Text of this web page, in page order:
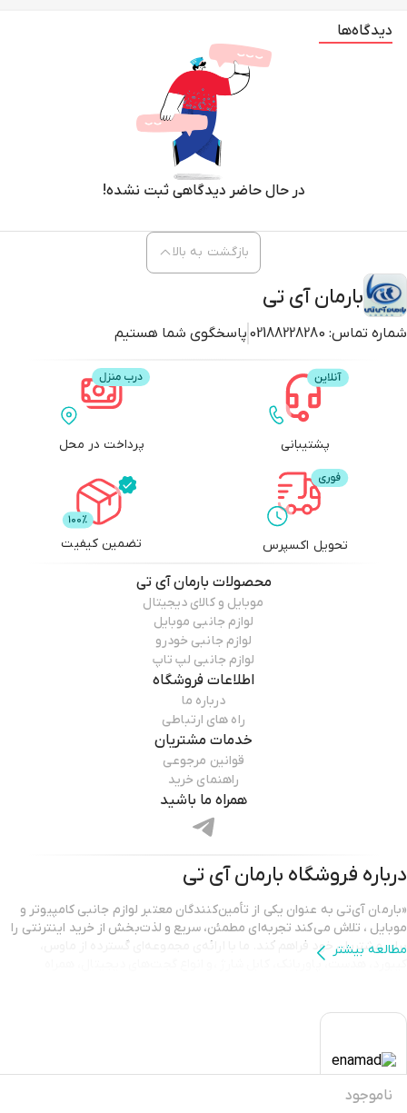
ناموجود
دیدگاه‌ها
در حال حاضر دیدگاهی ثبت نشده!
بارمان آی تی
شماره تماس: 02188228280 پاسخگوی شما هستیم
بازگشت به بالا
پشتیبانی پرداخت در محل
تحویل اکسپرس تضمین کیفیت
محصولات بارمان آی تی
موبایل و کالای دیجیتال
لوازم جانبی موبایل
لوازم جانبی خودرو
لوازم جانبی لپ تاپ
اطلاعات فروشگاه
درباره ما
راه های ارتباطی
خدمات مشتریان
قوانین مرجوعی
راهنمای خرید
همراه ما باشید
درباره فروشگاه بارمان آی تی
«بارمان آی‌تی به عنوان یکی از تأمین‌کنندگان معتبر لوازم جانبی کامپیوتر و
موبایل ، تلاش می‌کند تجربه‌ای مطمئن، سریع و لذت‌بخش از خرید اینترنتی را
برای مشتریان خود فراهم کند. ما با ارائه‌ی مجموعه‌ای گسترده از ماوس،
کیبورد، هدست، پاوربانک، کابل شارژ ،و انواع گجت‌های دیجیتال، همراه
تمامی محصولات ارائه شده در بارمان آی‌تی دارای اصالت و گارانتی معتبر
آماده‌ی پاسخگویی و راهنمایی است تا شما بهترین انتخاب را متناسب با نیاز
خود داشته باشید. انتخاب بارمان آی‌تی یعنی انتخاب کیفیت، قیمت مناسب و
خریدی آسان.»
مطالعه بیشتر